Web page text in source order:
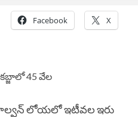
Facebook X
లోయ‌లో ఇటీవ‌ల ఇరు